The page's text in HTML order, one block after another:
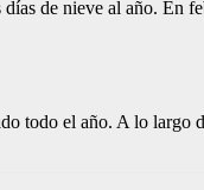
de nieve al año. En
todo el año. A lo largo